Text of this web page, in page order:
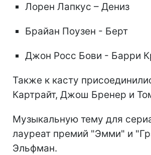
Лорен Лапкус – Дениз
Брайан Поузен - Берт
Джон Росс Бови - Барри
Также к касту
Картрайт, Джош Бренер и
Музыкальную тему для
лауреат премий "Эмми" и
Эльфман.